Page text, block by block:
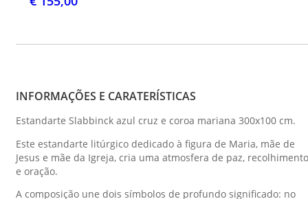
INFORMAÇÕES E CARATERÍSTICAS
Estandarte Slabbinck azul cruz e coroa mariana 300x100 cm.
Este estandarte litúrgico dedicado à figura de Maria, mãe de
Jesus e mãe da Igreja, cria uma atmosfera de paz, recolhimento
e oração.
A composição une dois símbolos de profundo significado: no